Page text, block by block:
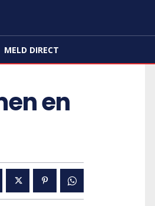
MELD DIRECT
en